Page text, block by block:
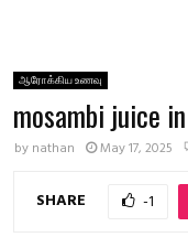
ஆரோக்கிய உணவு
mosambi
by nathan May 17, 2025
SHARE -1